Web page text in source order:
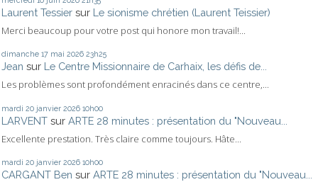
Laurent Tessier sur Le sionisme chrétien (Laurent Teissier)
Merci beaucoup pour votre post qui honore mon travail!...
dimanche 17 mai 2026 23h25
Jean sur Le Centre Missionnaire de Carhaix, les défis de...
Les problèmes sont profondément enracinés dans ce centre,...
mardi 20 janvier 2026 10h00
LARVENT sur ARTE 28 minutes : présentation du "Nouveau...
Excellente prestation. Très claire comme toujours. Hâte...
mardi 20 janvier 2026 10h00
CARGANT Ben sur ARTE 28 minutes : présentation du "Nouveau...